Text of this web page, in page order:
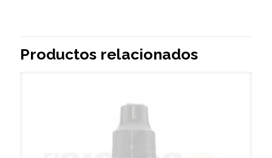
Productos relacionados